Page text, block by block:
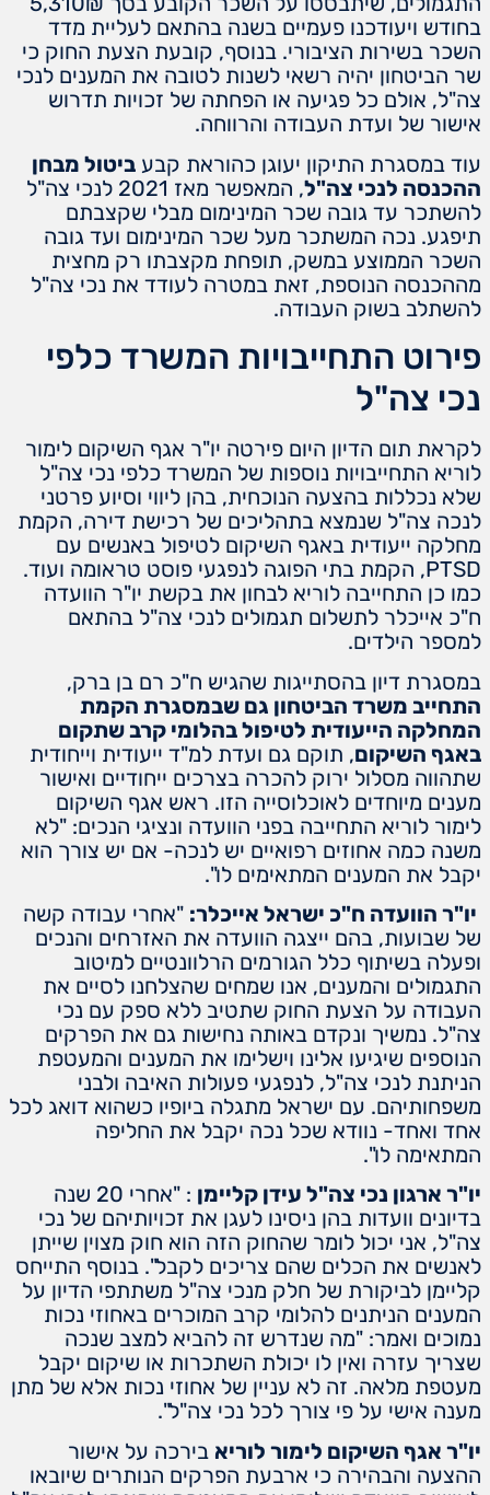
בחודש ויעודכנו פעמיים בשנה בהתאם לעליית מדד
השכר בשירות הציבורי. בנוסף, קובעת הצעת החוק כי
שר הביטחון יהיה רשאי לשנות לטובה את המענים לנכי
צה"ל, אולם כל פגיעה או הפחתה של זכויות תדרוש
אישור של ועדת העבודה והרווחה.
עוד במסגרת התיקון יעוגן כהוראת קבע ביטול מבחן
ההכנסה לנכי צה"ל
, המאפשר מאז 2021 לנכי צה"ל
להשתכר עד גובה שכר המינימום מבלי שקצבתם
תיפגע. נכה המשתכר מעל שכר המינימום ועד גובה
השכר הממוצע במשק, תופחת מקצבתו רק מחצית
מההכנסה הנוספת, זאת במטרה לעודד את נכי צה"ל
להשתלב בשוק העבודה.
פירוט התחייבויות המשרד כלפי
נכי צה"ל
לקראת תום הדיון היום פירטה יו"ר אגף השיקום לימור
לוריא התחייבויות נוספות של המשרד כלפי נכי צה"ל
שלא נכללות בהצעה הנוכחית, בהן ליווי וסיוע פרטני
לנכה צה"ל שנמצא בתהליכים של רכישת דירה, הקמת
מחלקה ייעודית באגף השיקום לטיפול באנשים עם
PTSD, הקמת בתי הפוגה לנפגעי פוסט טראומה ועוד.
כמו כן התחייבה לוריא לבחון את בקשת יו"ר הוועדה
ח"כ אייכלר לתשלום תגמולים לנכי צה"ל בהתאם
למספר הילדים.
במסגרת דיון בהסתייגות שהגיש ח"כ רם בן ברק,
התחייב משרד הביטחון גם שבמסגרת הקמת
המחלקה הייעודית לטיפול בהלומי קרב שתקום
באגף השיקום, תוקם גם ועדת למ"ד ייעודית וייחודית
שתהווה מסלול ירוק להכרה בצרכים ייחודיים ואישור
מענים מיוחדים לאוכלוסייה הזו. ראש אגף השיקום
לימור לוריא התחייבה בפני הוועדה ונציגי הנכים: "לא
משנה כמה אחוזים רפואיים יש לנכה- אם יש צורך הוא
יקבל את המענים המתאימים לו".
יו"ר הוועדה ח"כ ישראל אייכלר: "אחרי עבודה קשה
של שבועות, בהם ייצגה הוועדה את האזרחים והנכים
ופעלה בשיתוף כלל הגורמים הרלוונטיים למיטוב
התגמולים והמענים, אנו שמחים שהצלחנו לסיים את
העבודה על הצעת החוק שתטיב ללא ספק עם נכי
צה"ל. נמשיך ונקדם באותה נחישות גם את הפרקים
הנוספים שיגיעו אלינו וישלימו את המענים והמעטפת
הניתנת לנכי צה"ל, לנפגעי פעולות האיבה ולבני
משפחותיהם. עם ישראל מתגלה ביופיו כשהוא דואג לכל
אחד ואחד- נוודא שכל נכה יקבל את החליפה
המתאימה לו".
יו"ר ארגון נכי צה"ל עידן קליימן
: "אחרי 20 שנה
בדיונים וועדות בהן ניסינו לעגן את זכויותיהם של נכי
צה"ל, אני יכול לומר שהחוק הזה הוא חוק מצוין שייתן
לאנשים את הכלים שהם צריכים לקבל". בנוסף התייחס
קליימן לביקורת של חלק מנכי צה"ל משתתפי הדיון על
המענים הניתנים להלומי קרב המוכרים באחוזי נכות
נמוכים ואמר: "מה שנדרש זה להביא למצב שנכה
שצריך עזרה ואין לו יכולת השתכרות או שיקום יקבל
מעטפת מלאה. זה לא עניין של אחוזי נכות אלא של מתן
מענה אישי על פי צורך לכל נכי צה"ל".
יו"ר אגף השיקום לימור לוריא בירכה על אישור
ההצעה והבהירה כי ארבעת הפרקים הנותרים שיובאו